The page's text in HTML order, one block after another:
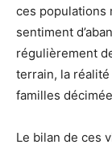
ces populations
sentiment
régulièrement
terrain, la
familles
Le bilan de ces